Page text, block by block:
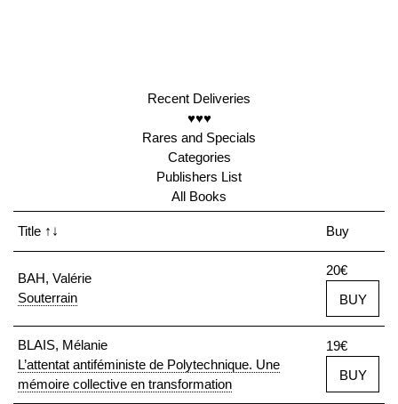
Recent Deliveries
♥♥♥
Rares and Specials
Categories
Publishers List
All Books
Title ↑↓ Buy
BAH, Valérie
Souterrain
20€
BUY
BLAIS, Mélanie
L’attentat antiféministe de Polytechnique. Une
mémoire collective en transformation
19€
BUY